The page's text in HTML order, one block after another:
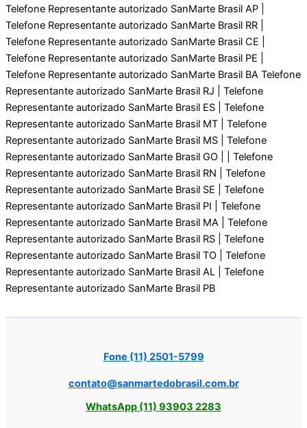
Telefone Representante autorizado SanMarte Brasil AP |
Telefone Representante autorizado SanMarte Brasil RR |
Telefone Representante autorizado SanMarte Brasil CE |
Telefone Representante autorizado SanMarte Brasil PE |
Telefone Representante autorizado SanMarte Brasil BA Telefone
Representante autorizado SanMarte Brasil RJ | Telefone
Representante autorizado SanMarte Brasil ES | Telefone
Representante autorizado SanMarte Brasil MT | Telefone
Representante autorizado SanMarte Brasil MS | Telefone
Representante autorizado SanMarte Brasil GO | | Telefone
Representante autorizado SanMarte Brasil RN | Telefone
Representante autorizado SanMarte Brasil SE | Telefone
Representante autorizado SanMarte Brasil PI | Telefone
Representante autorizado SanMarte Brasil MA | Telefone
Representante autorizado SanMarte Brasil RS | Telefone
Representante autorizado SanMarte Brasil TO | Telefone
Representante autorizado SanMarte Brasil AL | Telefone
Representante autorizado SanMarte Brasil PB
Fone (11) 2501-5799
contato@sanmartedobrasil.com.br
WhatsApp (11) 93903 2283